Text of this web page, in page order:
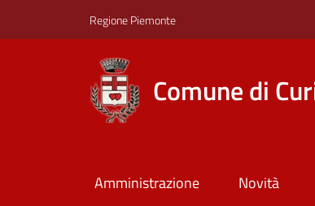
Regione Piemonte
Comune di
Amministrazione Novità